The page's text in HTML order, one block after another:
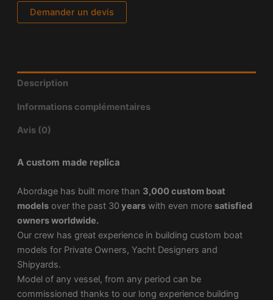
Demander un devis
Description
Informations complémentaires
Avis (0)
A custom made replica
Abordage has built more than 3,000 custom boat
modelsover the past 30 yearswith even more satisfied
owners worldwide.
Our crew has great experience in building custom boat
models for Private Owners, Yacht Designers and
Shipyards.
Model of any vessel, from any period can be
commissioned thanks to our long experience building